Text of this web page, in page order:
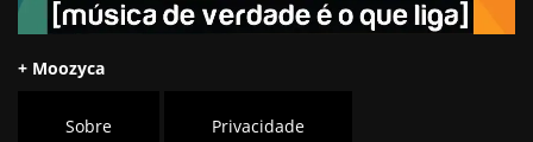
+ Moozyca
Sobre Privacidade